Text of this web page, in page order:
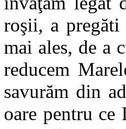
roşii, a
mai ales, de a
reducem
savurăm din
oare pentru ce